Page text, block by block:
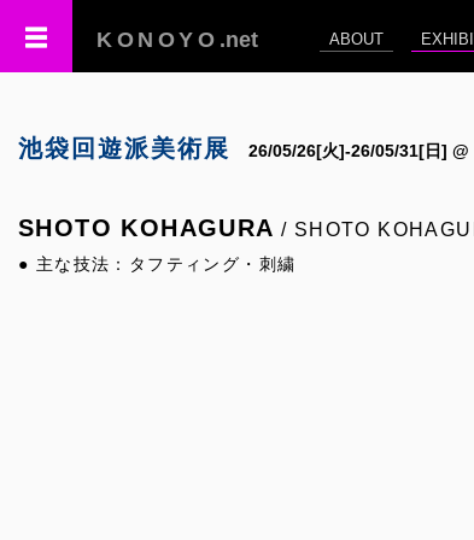
KONOYO .net ABOUT
池袋回遊派美術展 26/05/26[火]-26/05/31[日] @
SHOTO KOHAGURA / SHOTO
● 主な技法：タフティング・刺繍